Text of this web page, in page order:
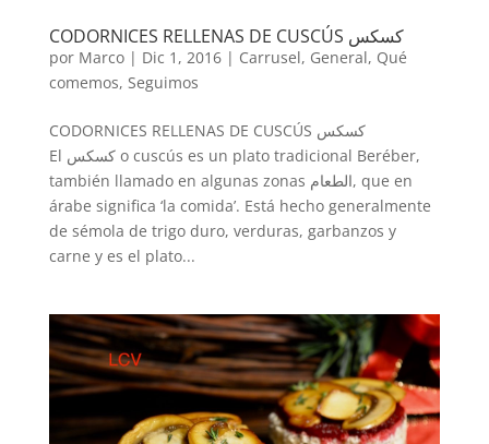
CODORNICES RELLENAS DE CUSCÚS كسكس
por Marco| Dic 1, 2016| Carrusel, General, Qué
comemos, Seguimos
CODORNICES RELLENAS DE CUSCÚS كسكس
El كسكس o cuscús es un plato tradicional Beréber,
también llamado en algunas zonas الطعام, que en
árabe significa ‘la comida’. Está hecho generalmente
de sémola de trigo duro, verduras, garbanzos y
carne y es el plato...